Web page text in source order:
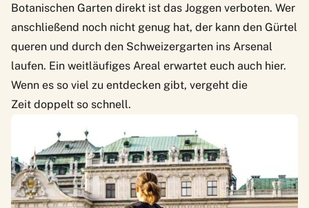
Botanischen Garten direkt ist das Joggen verboten. Wer
anschließend noch nicht genug hat, der kann den Gürtel
queren und durch den Schweizergarten ins Arsenal
laufen. Ein weitläufiges Areal erwartet euch auch hier.
Wenn es so viel zu entdecken gibt, vergeht die
Zeit doppelt so schnell.